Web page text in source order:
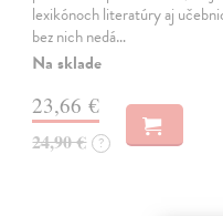
lexikónoch literatúry aj
bez nich nedá…
Na sklade
23,66 €
24,90 € ?